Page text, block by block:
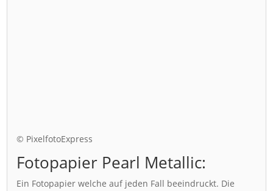
© PixelfotoExpress
Fotopapier Pearl Metallic:
Ein Fotopapier welche auf jeden Fall beeindruckt. Die